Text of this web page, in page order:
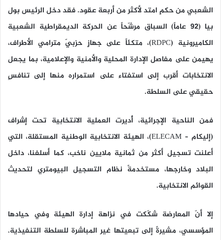
الشعبي من حكمٍ امتد لأكثر من أربعة عقود. فقد دخل الرئيس بول
بيا (92 عاماً) السباق مرشّحاً عن الحركة الديمقراطية الشعبية
الكاميرونية (RDPC)، متكئاً على جهازٍ حزبيّ مترامي الأطراف،
يهيمن على مفاصل الإدارة المحلية والأمنية والإعلامية، بما يجعل
الانتخابات أقرب إلى استفتاء على استمراره منها إلى تنافسٍ
حقيقي على السلطة.
فمن الناحية الإجرائية، أُديرت العملية الانتخابية تحت إشراف
(إليكام – ELECAM)، الهيئة الانتخابية الوطنية المستقلة، التي
أعلنت تسجيل أكثر من ثمانية ملايين ناخب، كما أسلفنا، داخل
البلاد وخارجها، مستخدمةً نظام التسجيل البيومتري لتحديث
القوائم الانتخابية.
إلا أنّ المعارضة شكّكت في نزاهة إدارة الهيئة وفي حيادها
المؤسسي، مشيرةً إلى تبعيتها غير المباشرة للسلطة التنفيذية.